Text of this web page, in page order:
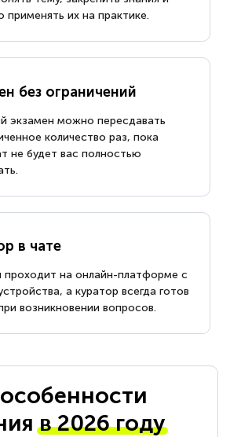
применять их на практике.
без ограничений
экзамен можно пересдавать
количество раз, пока
не будет вас полностью
в чате
проходит на онлайн-платформе с
а куратор всегда готов
возникновении вопросов.
в 2026 году